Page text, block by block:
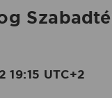
UTC+2